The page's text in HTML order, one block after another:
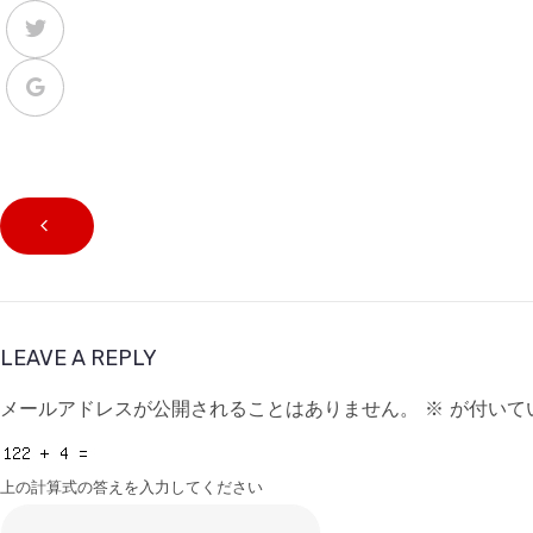
LEAVE A REPLY
メールアドレスが公開されることはありません。 ※ が付いて
上の計算式の答えを入力してください